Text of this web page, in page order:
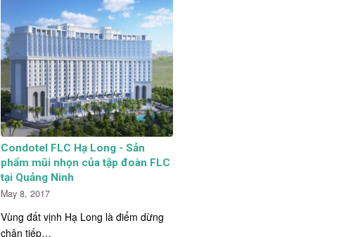
Condotel FLC Hạ Long - Sản
phẩm mũi nhọn của tập đoàn FLC
tại Quảng Ninh
May 8, 2017
Vùng đất vịnh Hạ Long là điểm dừng
chân tiếp…